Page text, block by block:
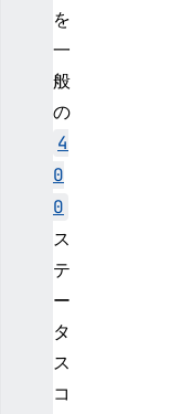
を
一
般
の
4
0
0
ス
テ
ー
タ
ス
コ